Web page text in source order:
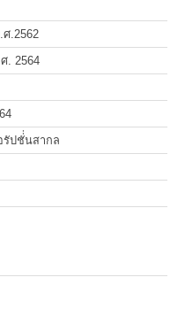
.2562
. 2564
รัปชั่่นสากล